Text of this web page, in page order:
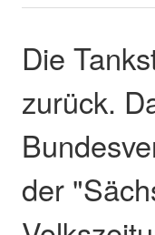
Die
zurück.
der